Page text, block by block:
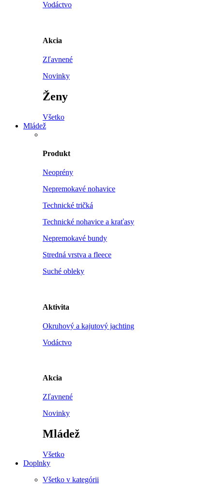
Vodáctvo
Akcia
Zľavnené
Novinky
Ženy
Všetko
Mládež
Produkt
Neoprény
Nepremokavé nohavice
Technické tričká
Technické nohavice a kraťasy
Nepremokavé bundy
Stredná vrstva a fleece
Suché obleky
Aktivita
Okruhový a kajutový jachting
Vodáctvo
Akcia
Zľavnené
Novinky
Mládež
Všetko
Doplnky
Všetko v kategórii